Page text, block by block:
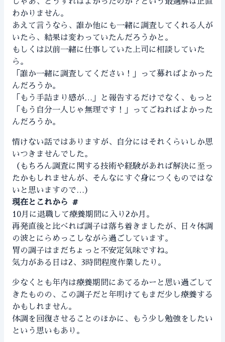
わかりません。
あえて言うなら、誰か他にも一緒に調査してくれる人が
いたら、結果は変わっていたんだろうかと。
もしくは以前一緒に仕事していた上司に相談していた
ら。
「誰か一緒に調査してください！」って募ればよかった
んだろうか。
「もう手詰まり感が…」と報告するだけでなく、もっと
「もう自分一人じゃ無理です！」ってごねればよかった
んだろうか。
情けない話ではありますが、自分にはそれくらいしか思
いつきませんでした。
（もちろん調査に関する技術や経験があれば解決に至っ
たかもしれませんが、そんなにすぐ身につくものではな
いと思いますので…）
現在とこれから
#
10月に退職して療養期間に入り2か月。
再発直後と比べれば調子は落ち着きましたが、日々体調
の波とにらめっこしながら過ごしています。
胃の調子はまだちょっと不安定気味ですね。
気力がある日は2、3時間程度作業したり。
少なくとも年内は療養期間にあてるかーと思い過ごして
きたものの、この調子だと年明けてもまだ少し療養する
かもしれません。
体調を回復させることのほかに、もう少し勉強をしたい
という思いもあり。